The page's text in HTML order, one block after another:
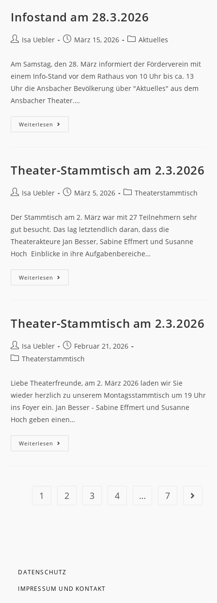
Infostand am 28.3.2026
Isa Uebler März 15, 2026 Aktuelles
Am Samstag, den 28. März informiert der Förderverein mit
einem Info-Stand vor dem Rathaus von 10 Uhr bis ca. 13
Uhr die Ansbacher Bevölkerung über "Aktuelles" aus dem
Ansbacher Theater.…
Weiterlesen
Theater-Stammtisch am 2.3.2026
Isa Uebler März 5, 2026 Theaterstammtisch
Der Stammtisch am 2. März war mit 27 Teilnehmern sehr
gut besucht. Das lag letztendlich daran, dass die
Theaterakteure Jan Besser, Sabine Effmert und Susanne
Hoch Einblicke in ihre Aufgabenbereiche…
Weiterlesen
Theater-Stammtisch am 2.3.2026
Isa Uebler
Februar 21, 2026
Theaterstammtisch
Liebe Theaterfreunde, am 2. März 2026 laden wir Sie
wieder herzlich zu unserem Montagsstammtisch um 19 Uhr
ins Foyer ein. Jan Besser - Sabine Effmert und Susanne
Hoch geben einen…
Weiterlesen
1 2 3 4 … 7
DATENSCHUTZ
IMPRESSUM UND KONTAKT